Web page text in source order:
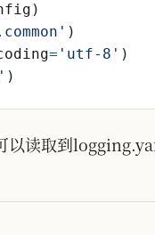
)
' )
= ' utf-8 ' )
' )
以读取到